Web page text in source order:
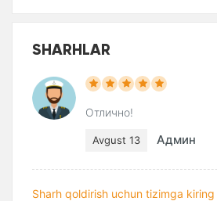
SHARHLAR
Отлично!
Avgust 13 Админ
Sharh qoldirish uchun tizimga kiring